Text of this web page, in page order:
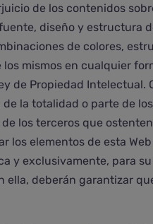
de los contenidos
diseño y
de colores,
mismos en cualquier
de Propiedad
la totalidad o parte de
de los terceros que
los elementos de esta
y exclusivamente, para
deberán garantizar